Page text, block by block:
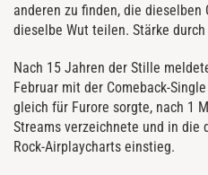
anderen zu finden, die dieselben
dieselbe Wut teilen. Stärke durch
Nach 15 Jahren der Stille
Februar mit der Comeback-Single
gleich für Furore sorgte, nach 1
Streams verzeichnete und in die
Rock-Airplaycharts einstieg.